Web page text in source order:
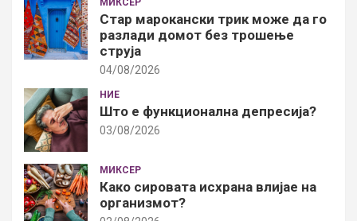
МИКСЕР
Стар марокански трик може да го
разлади домот без трошење
струја
04/08/2026
НИЕ
Што е функционална депресија?
03/08/2026
МИКСЕР
Како сировата исхрана влијае на
организмот?